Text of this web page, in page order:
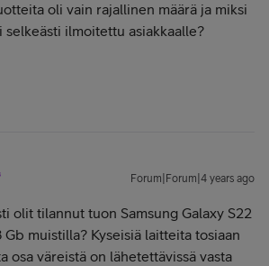
oli vain rajallinen määrä ja miksi
selkeästi ilmoitettu asiakkaalle?
Forum|Forum|4 years ago
olit tilannut tuon Samsung Galaxy S22
muistilla? Kyseisiä laitteita tosiaan
osa väreistä on lähetettävissä vasta